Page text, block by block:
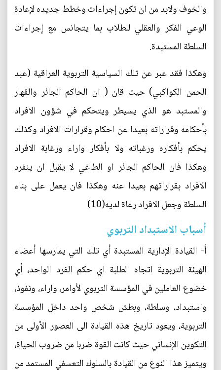
والخوف ولابد من ان تكون إجراءات وخطط جديده لإعادة
الوعي الفكر والعقلي للطلاب بما يتجانس مع إجراءات
السلطة المستبدة.
وهكذا فقد عبر عن تلك السياسية التربوية العراقية (عبد
الحمن الكواكبي) حيث قان ( ان الحاكم الجائر والقهار
والمستبد هو الذي يسيطر ويتحكم في شؤون الافراد
بأحكامه وقراراته بعيدا عن احكام وقرارات الافراد وكذلك
يحكم بأفكاره ورغباته ولا بأفكار واراء ورغابة الافراد
وهكذا فان الحاكم الجائر او الطاغي لا يقبل ان ينفرد
الافراد بقراراتهم بعيدا عنه وهكذا فان يعمل على بناء
السلطة وجعل الافراد رعاة لديه(10)
أسباب الاستبداد التربوي
أ‌- القيادة الإدارية المستبدة أي تلك التي يمارسها أعضاء
الهيئة التربوية اتجاه الطلبة اي حكم الفرد الواحد، أي
خضوع العاملين في المؤسسة التربوي لأوامر، واراء، ونفوذ،
واستبداد، وسلطة، وبطش شخص واحد داخل المؤسسة
التربوية، ويعود تاريخ هذه القيادة الى العصور الأولى من
التكوين الإنساني حيث كانت القوة ضربا من ضروب الحياة،
ويتميز هذا النوع من القيادة بالسلوك التعسفي المستمد من